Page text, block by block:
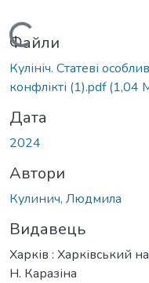
Вантажиться...
Файли
Кулініч. Статеві
конфлікті (1).pdf(1,04
Дата
2024
Автори
Кулинич, Людмила
Видавець
Харків : Харківський
Н. Каразіна